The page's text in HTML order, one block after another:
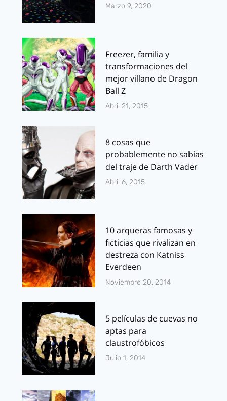
Marzo 9, 2020
Freezer, familia y
transformaciones del
mejor villano de Dragon
Ball Z
Abril 21, 2015
8 cosas que
probablemente no sabías
del traje de Darth Vader
Abril 6, 2015
10 arqueras famosas y
ficticias que rivalizan en
destreza con Katniss
Everdeen
Noviembre 20, 2014
5 películas de cuevas no
aptas para
claustrofóbicos
Julio 1, 2014